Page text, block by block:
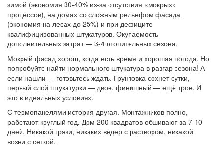
зимой (экономия 30-40% из-за отсутствия «мокрых»
процессов), на домах со сложным рельефом фасада
(экономия на лесах до 25%) и при дефиците
квалифицированных штукатуров. Окупаемость
дополнительных затрат — 3-4 отопительных сезона.
Мокрый фасад хорош, когда есть время и хорошая погода. Но
попробуйте найти нормального штукатура в разгар сезона! А
если нашли — готовьтесь ждать. Грунтовка сохнет сутки,
первый слой штукатурки — двое, финишный — ещё трое. И
это в идеальных условиях.
С термопанелями история другая. Монтажников полно,
работают круглый год. Дом 200 квадратов обшивают за 7-10
дней. Никакой грязи, никаких вёдер с раствором, никакой
возни с сеткой.